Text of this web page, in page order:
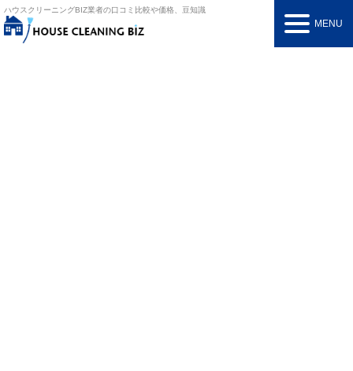
ハウスクリーニングBIZ業者の口コミ比較や価格、豆知識
MENU